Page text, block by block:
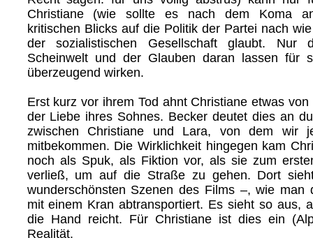
Christiane (wie sollte es nach dem Koma
kritischen Blicks auf die Politik der Partei nach
der sozialistischen Gesellschaft glaubt. Nur
Scheinwelt und der Glauben daran lassen für
überzeugend wirken.
Erst kurz vor ihrem Tod ahnt Christiane etwas
der Liebe ihres Sohnes. Becker deutet dies an
zwischen Christiane und Lara, von dem wir
mitbekommen. Die Wirklichkeit hingegen kam
noch als Spuk, als Fiktion vor, als sie zum
verließ, um auf die Straße zu gehen. Dort
wunderschönsten Szenen des Films –, wie man
mit einem Kran abtransportiert. Es sieht so aus,
die Hand reicht. Für Christiane ist dies ein
Realität.